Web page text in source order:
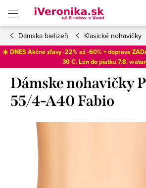
obsah
Dámska bielizeň Klasické nohavičky
☀️ DNES Akčné zľavy -22% až -60% + doprava
30 €. Len dopiatku 7.8.
Dámske nohavičky
55/4-A40 Fabio